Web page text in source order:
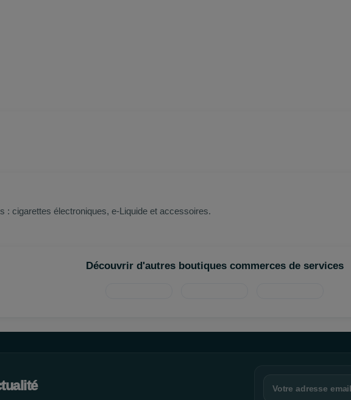
: cigarettes électroniques, e-Liquide et accessoires.
Découvrir d'autres boutiques commerces de services